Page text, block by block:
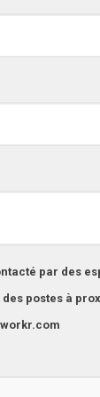
par des
postes à